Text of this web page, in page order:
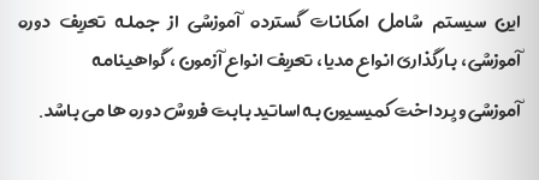
این سیستم شامل امکانات گسترده آموزشی از جمله تعریف دوره
آموزشی، بارگذاری انواع مدیا، تعریف انواع آزمون ، گواهینامه
آموزشی و پرداخت کمیسیون به اساتید بابت فروش دوره ها می باشد.